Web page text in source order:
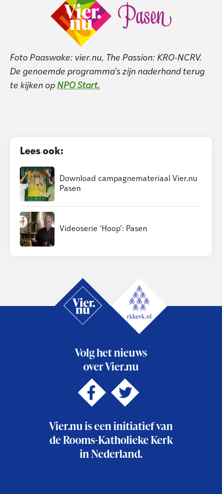
Lees ook:
Download campagne­materiaal Vier.nu
Pasen
Videoserie ‘Hoop’: Pasen
Foto Paaswake: vier.nu, The Passion: KRO-NCRV.
De genoemde programma’s zijn naderhand terug
te kijken op NPO Start.
Volg het nieuws
over Vier.nu
Vier.nu is een initiatief van
de Rooms-Katholieke Kerk
in Nederland.